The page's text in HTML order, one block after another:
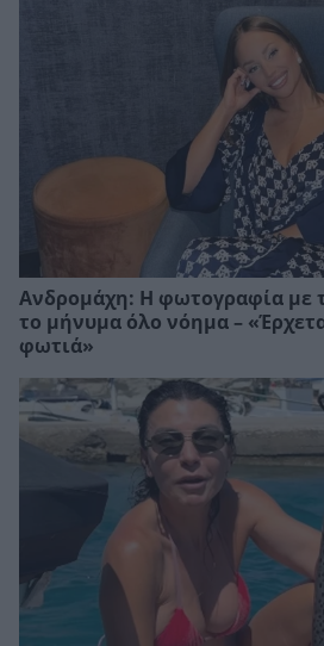
Ανδρομάχη: Η φωτογραφία με
το μήνυμα όλο νόημα –
φωτιά»